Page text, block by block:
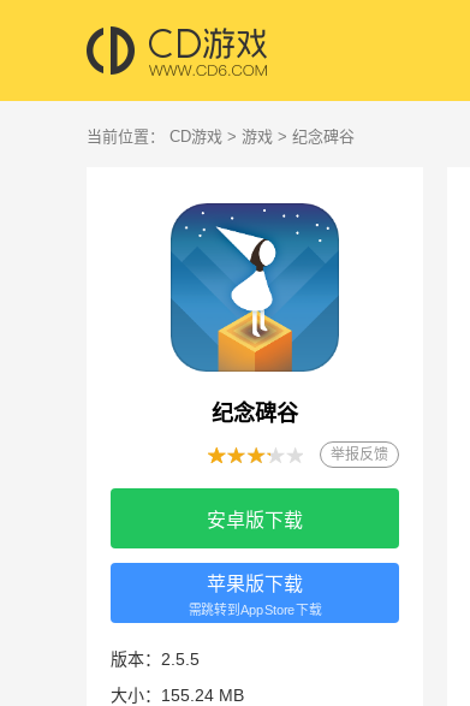
当前位置： CD游戏 > 游戏 > 纪念碑谷
纪念碑谷
举报反馈
安卓版下载
苹果版下载
需跳转到AppStore下载
版本：2.5.5
大小：155.24 MB